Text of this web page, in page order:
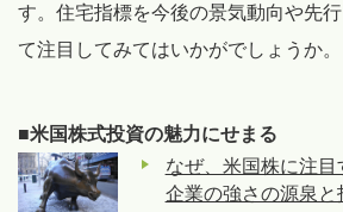
す。住宅指標を今後の景気動向や先
て注目してみてはいかがでしょうか。
■米国株式投資の魅力にせまる
なぜ、米国株に注
企業の強さの源泉と